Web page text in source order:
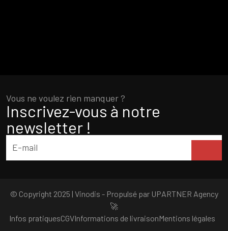
Vous ne voulez rien manquer ?
Inscrivez-vous à notre
newsletter !
© Copyright 2025 | Vinodis - Propulsé par UPARTNER Agency
🚀
Infos pratiquesCGVInformations de livraisonMentions légales